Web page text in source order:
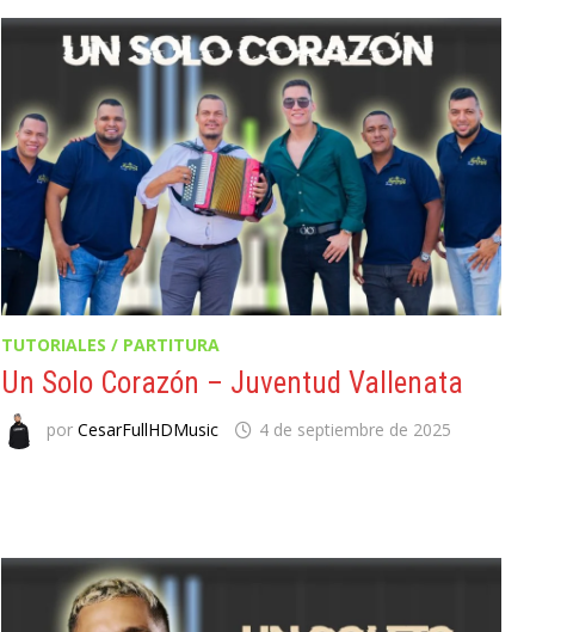
TUTORIALES / PARTITURA
Un Solo Corazón – Juventud Vallenata
por CesarFullHDMusic 4 de septiembre de 2025